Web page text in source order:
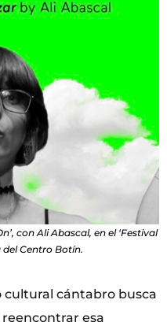
con Ali Abascal, en el ‘Festival
del Centro Botín.
cultural cántabro busca
esa